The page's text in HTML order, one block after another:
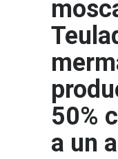
50%
a un